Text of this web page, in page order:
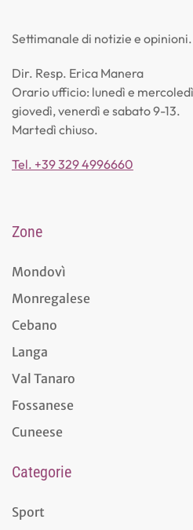
Settimanale di notizie e opinioni.
Dir. Resp. Erica Manera
Orario ufficio: lunedì e
giovedì, venerdì e sabato 9-13.
Martedì chiuso.
Tel. +39 329 4996660
Zone
Mondovì
Monregalese
Cebano
Langa
Val Tanaro
Fossanese
Cuneese
Categorie
Sport